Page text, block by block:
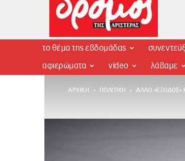
το θέμα της εβδομάδας
αφιερώματα video λάβαμε
ΑΡΧΙΚΉ ΠΟΛΙΤΙΚΉ ΆΛΛΟ «ΈΞΟΔΟΣ»